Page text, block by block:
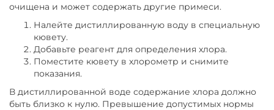
очищена и может содержать другие примеси.
Налейте дистиллированную воду в специальную
кювету.
Добавьте реагент для определения хлора.
Поместите кювету в хлорометр и снимите
показания.
В дистиллированной воде содержание хлора должно
быть близко к нулю. Превышение допустимых нормы